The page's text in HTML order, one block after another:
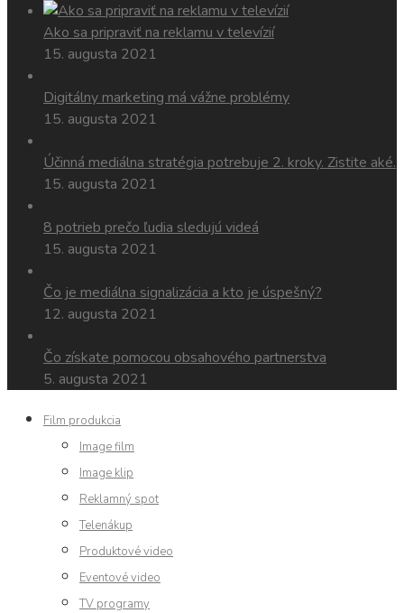
Ako sa pripraviť na reklamu v televízií
15. augusta 2021
Digitálny marketing má vážne problémy
15. augusta 2021
Účinná mediálna stratégia potrebuje 2. kroky. Zistite aké.
15. augusta 2021
8 potrieb prečo ľudia sledujú videá
15. augusta 2021
Čo je mediálna signalizácia a kto je úspešný?
12. augusta 2021
Čo získate pomocou obsahového partnerstva
5. augusta 2021
Film produkcia
Image film
Image klip
Reklamný spot
Telenákup
Produktové video
Eventové video
TV programy